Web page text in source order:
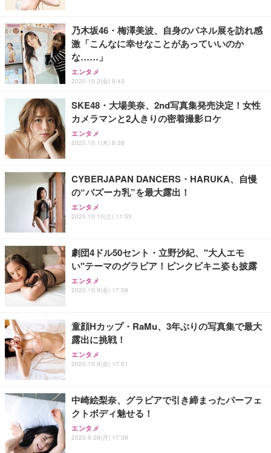
乃木坂46・梅澤美波、自身のパネル展を訪れ感
激「こんなに幸せなことがあっていいのか
な……」
エンタメ
2020.10.2(金) 9:43
SKE48・大場美奈、2nd写真集発売決定！女性
カメラマンと2人きりの密着撮影ロケ
エンタメ
2020.10.1(木) 8:38
CYBERJAPAN DANCERS・HARUKA、自慢
の“バズーカ乳”を最大露出！
エンタメ
2020.10.10(土) 11:55
劇団4ドル50セント・立野沙紀、"大人エモ
い"テーマのグラビア！ピンクビキニ姿も披露
エンタメ
2020.10.9(金) 17:59
童顔Hカップ・RaMu、3年ぶりの写真集で最大
露出に挑戦！
エンタメ
2020.10.9(金) 17:01
中崎絵梨奈、グラビアで引き締まったパーフェ
クトボディ魅せる！
エンタメ
2020.9.28(月) 17:39